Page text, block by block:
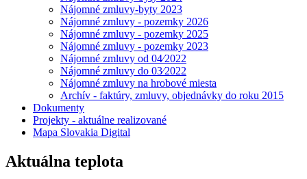
Nájomné zmluvy-byty 2023
Nájomné zmluvy - pozemky 2026
Nájomné zmluvy - pozemky 2025
Nájomné zmluvy - pozemky 2023
Nájomné zmluvy od 04⁄2022
Nájomné zmluvy do 03⁄2022
Nájomné zmluvy na hrobové miesta
Archív - faktúry, zmluvy, objednávky do roku 2015
Dokumenty
Projekty - aktuálne realizované
Mapa Slovakia Digital
Aktuálna teplota